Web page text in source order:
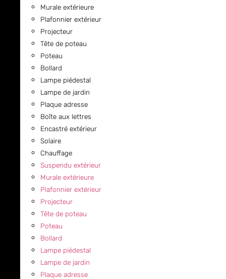
Murale extérieure
Plafonnier extérieur
Projecteur
Tête de poteau
Poteau
Bollard
Lampe piédestal
Lampe de jardin
Plaque adresse
Boîte aux lettres
Encastré extérieur
Solaire
Chauffage
Suspendu extérieur
Murale extérieure
Plafonnier extérieur
Projecteur
Tête de poteau
Poteau
Bollard
Lampe piédestal
Lampe de jardin
Plaque adresse